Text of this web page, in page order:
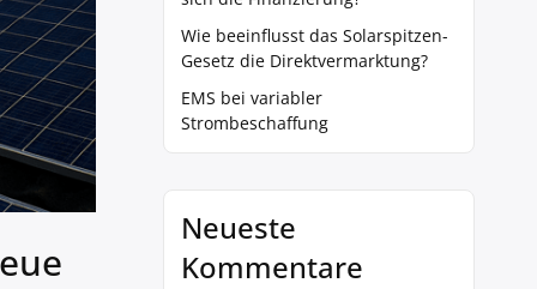
Wie beeinflusst das Solarspitzen-
Gesetz die Direktvermarktung?
EMS bei variabler
Strombeschaffung
Neueste
Kommentare